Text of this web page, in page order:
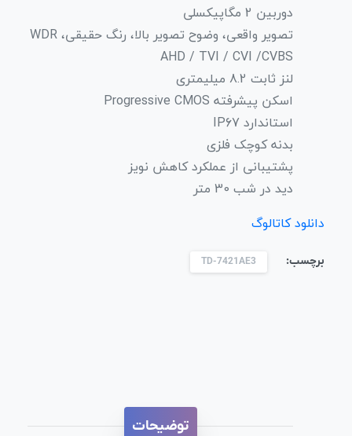
دوربین 2 مگاپیکسلی
تصویر واقعی، وضوح تصویر بالا، رنگ حقیقی، WDR
AHD / TVI / CVI /CVBS
لنز ثابت 8.2 میلیمتری
اسکن پیشرفته Progressive CMOS
استاندارد IP67
بدنه کوچک فلزی
پشتیبانی از عملکرد کاهش نویز
دید در شب 30 متر
دانلود کاتالوگ
برچسب: TD-7421AE3
توضیحات